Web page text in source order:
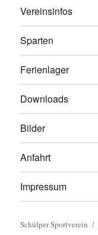
Vereinsinfos
Sparten
Ferienlager
Downloads
Bilder
Anfahrt
Impressum
Schülper Sportverein